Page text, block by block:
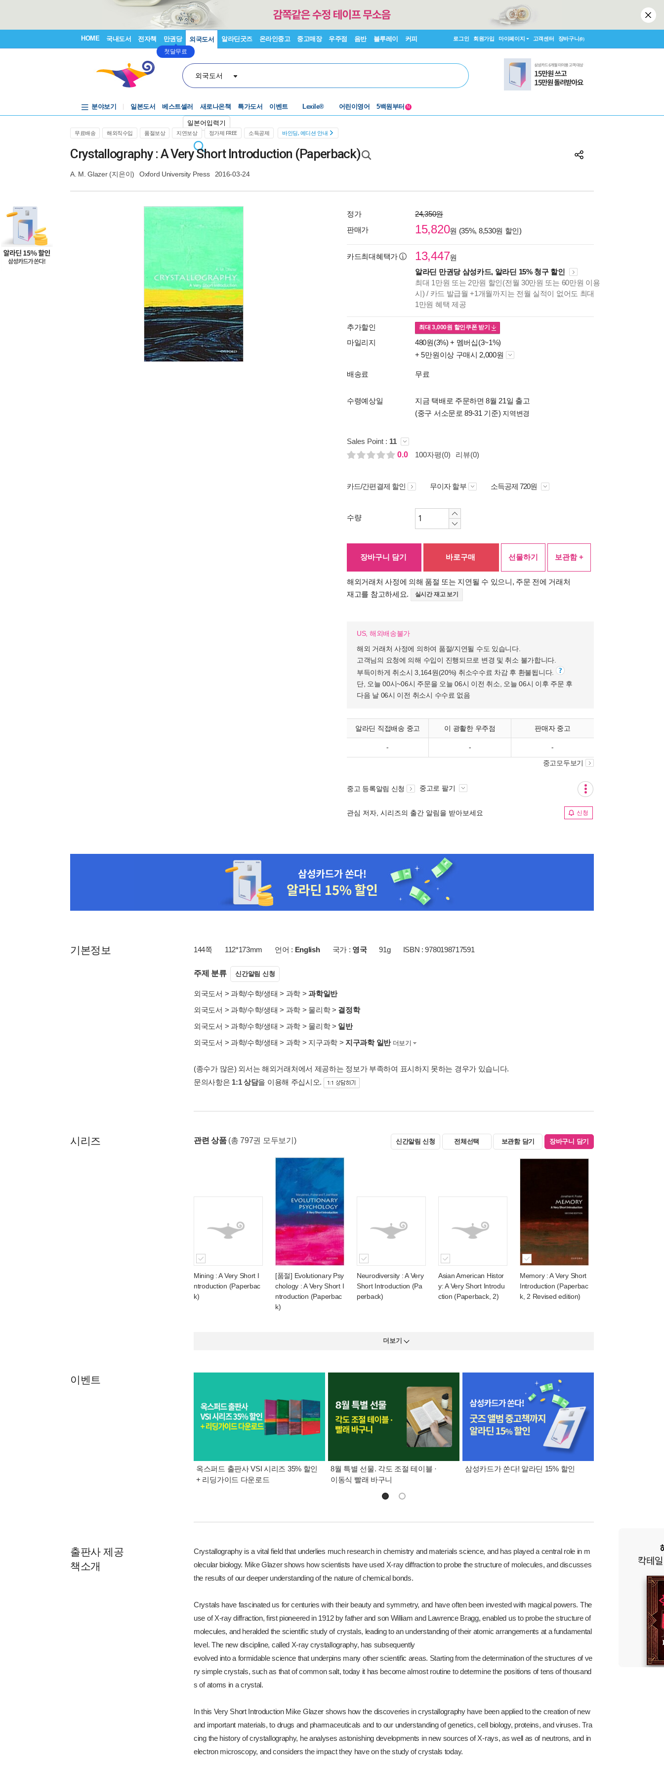
HOME 국내도서 전자책 만권당
첫달무료
외국도서 알라딘굿즈 온라인중고 중고매장 우주점 음반 블루레이 커피 로그인 회원가입 마이페이지 고객센터 장바구니(0)
외국도서
일본어입력기
분야보기 일본도서 베스트셀러 새로나온책 특가도서 이벤트
Lexile®
어린이영어
5백원부터
N
무료배송 해외직수입 품절보상 지연보상 정가제 FREE 소득공제 바인딩, 에디션 안내
Crystallography : A Very Short Introduction (Paperback)
A. M. Glazer(지은이) Oxford University Press 2016-03-24
정가
24,350원
판매가
15,820원 (35%, 8,530원 할인)
카드최대혜택가 13,447원
알라딘 만권당 삼성카드, 알라딘 15% 청구 할인
최대 1만원 또는 2만원 할인(전월 30만원 또는 60만원 이용
시) / 카드 발급월 +1개월까지는 전월 실적이 없어도 최대
1만원 혜택 제공
추가할인 최대3,000원 할인쿠폰 받기
마일리지 480원(3%) + 멤버십(3~1%)
+ 5만원이상 구매시 2,000원
배송료 무료
수령예상일
지금 택배로 주문하면 8월 21일 출고
(중구 서소문로 89-31 기준) 지역변경
Sales Point : 11
0.0
100자평(0) 리뷰(0)
카드/간편결제 할인 무이자 할부 소득공제 720원
수량
장바구니 담기 바로구매 선물하기 보관함 +
해외거래처 사정에 의해 품절 또는 지연될 수 있으니, 주문 전에 거래처
재고를 참고하세요.
실시간 재고 보기
US, 해외배송불가
해외 거래처 사정에 의하여 품절/지연될 수도 있습니다.
고객님의 요청에 의해 수입이 진행되므로 변경 및 취소 불가합니다.
부득이하게 취소시 3,164원(20%) 취소수수료 차감 후 환불됩니다.
단, 오늘 00시~06시 주문을 오늘 06시 이전 취소, 오늘 06시 이후 주문 후
다음 날 06시 이전 취소시 수수료 없음
알라딘 직접배송 중고 이 광활한 우주점 판매자 중고
- - -
중고모두보기
중고 등록알림 신청 중고로 팔기
관심 저자, 시리즈의 출간 알림을 받아보세요 신청
기본정보 144쪽 112*173mm 언어 : English 국가 : 영국 91g ISBN : 9780198717591
주제 분류 신간알림 신청
외국도서 > 과학/수학/생태 > 과학 >과학일반
외국도서 > 과학/수학/생태 > 과학 > 물리학> 결정학
외국도서 > 과학/수학/생태 > 과학 > 물리학> 일반
외국도서 > 과학/수학/생태 > 과학 > 지구과학> 지구과학 일반 더보기
(종수가 많은) 외서는 해외거래처에서 제공하는 정보가 부족하여 표시하지 못하는 경우가 있습니다.
문의사항은 1:1 상담을 이용해 주십시오.
시리즈 관련 상품 (총 797권 모두보기) 신간알림 신청 전체선택 보관함 담기 장바구니 담기
Mining : A Very Short I
ntroduction (Paperbac
k)
[품절] Evolutionary Psy
chology : A Very Short I
ntroduction (Paperbac
k)
Neurodiversity : A Very
Short Introduction (Pa
perback)
Asian American Histor
y: A Very Short Introdu
ction (Paperback, 2)
Memory : A Very Short
Introduction (Paperbac
k, 2 Revised edition)
더보기
이벤트
옥스퍼드 출판사 VSI 시리즈 35% 할인
+ 리딩가이드 다운로드
8월 특별 선물. 각도 조절 테이블 ·
이동식 빨래 바구니
삼성카드가 쏜다! 알라딘 15% 할인
출판사 제공
책소개
Crystallography is a vital field that underlies much research in chemistry and materials science, and has played a central role in m
olecular biology. Mike Glazer shows how scientists have used X-ray diffraction to probe the structure of molecules, and discusses
the results of our deeper understanding of the nature of chemical bonds.
Crystals have fascinated us for centuries with their beauty and symmetry, and have often been invested with magical powers. The
use of X-ray diffraction, first pioneered in 1912 by father and son William and Lawrence Bragg, enabled us to probe the structure of
molecules, and heralded the scientific study of crystals, leading to an understanding of their atomic arrangements at a fundamental
level. The new discipline, called X-ray crystallography, has subsequently
evolved into a formidable science that underpins many other scientific areas. Starting from the determination of the structures of ve
ry simple crystals, such as that of common salt, today it has become almost routine to determine the positions of tens of thousand
s of atoms in a crystal.
In this Very Short Introduction Mike Glazer shows how the discoveries in crystallography have been applied to the creation of new
and important materials, to drugs and pharmaceuticals and to our understanding of genetics, cell biology, proteins, and viruses. Tra
cing the history of crystallography, he analyses astonishing developments in new sources of X-rays, as well as of neutrons, and in
electron microscopy, and considers the impact they have on the study of crystals today.